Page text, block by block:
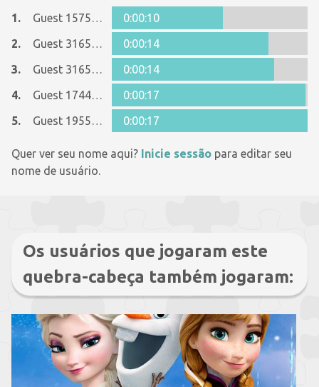
1. Guest 15751005
0:00:10
2.
Guest 31655884
0:00:14
3.
Guest 31655884
0:00:14
4.
Guest 17446074
0:00:17
5.
Guest 19551045 0:00:17
Quer ver seu nome aqui? Inicie sessão para editar seu
nome de usuário.
Os usuários que jogaram este
quebra-cabeça também jogaram: